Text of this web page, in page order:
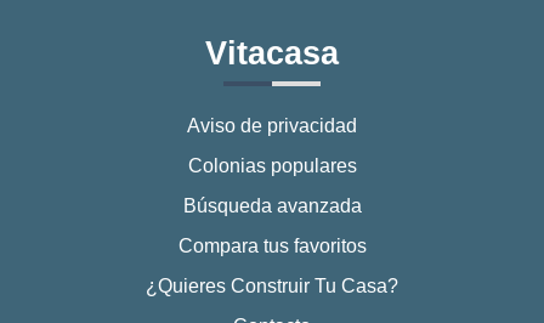
Vitacasa
Aviso de privacidad
Colonias populares
Búsqueda avanzada
Compara tus favoritos
¿Quieres Construir Tu Casa?